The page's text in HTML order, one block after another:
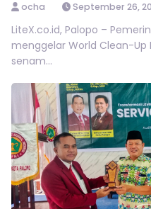
ocha September 26,
LiteX.co.id, Palopo –
menggelar World Clean-Up
senam...